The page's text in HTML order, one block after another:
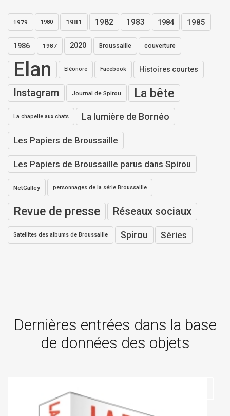
1979 1980 1981 1982 1983 1984 1985
1986 1987 2020 Broussaille couverture
Elan Eléonore Facebook Histoires courtes
Instagram Journal de Spirou La bête
La chapelle aux chats La lumière de Bornéo
Les Papiers de Broussaille
Les Papiers de Broussaille parus dans Spirou
NetGalley personnages de la série Broussaille
Revue de presse Réseaux sociaux
Satellites des albums de Broussaille Spirou Séries
Dernières entrées dans la base
de données des objets